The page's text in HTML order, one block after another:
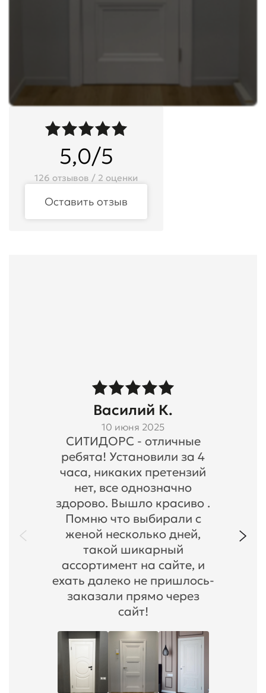
5,0/5
126 отзывов / 2 оценки
Оставить отзыв
Василий К.
10 июня 2025
СИТИДОРС - отличные
ребята! Установили за 4
часа, никаких претензий
нет, все однозначно
здорово. Вышло красиво .
Помню что выбирали с
женой несколько дней,
такой шикарный
ассортимент на сайте, и
ехать далеко не пришлось-
заказали прямо через
сайт!